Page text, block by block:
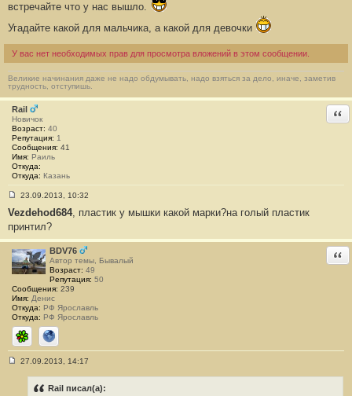
встречайте что у нас вышло.
Угадайте какой для мальчика, а какой для девочки
У вас нет необходимых прав для просмотра вложений в этом сообщении.
Великие начинания даже не надо обдумывать, надо взяться за дело, иначе, заметив
трудность, отступишь.
Rail
Новичок
Возраст: 40
Репутация: 1
Сообщения: 41
Имя: Раиль
Откуда:
Откуда: Казань
о
б
щ
е
н
и
#
8
6
23.09.2013, 10:32
Vezdehod684, пластик у мышки какой марки?на голый пластик
принтил?
BDV76
Автор темы, Бывалый
Возраст: 49
Репутация: 50
Сообщения: 239
Имя: Денис
Откуда: РФ Ярославль
Откуда: РФ Ярославль
ICQ Сайт
27.09.2013, 14:17
Rail писал(а):